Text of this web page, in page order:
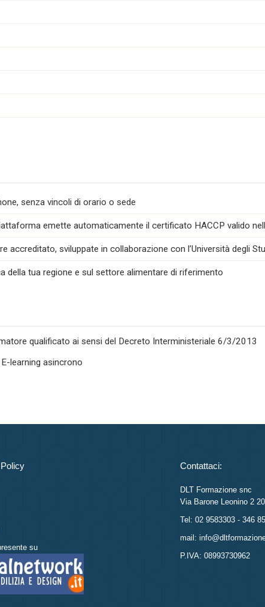
senza vincoli di orario o sede
emette automaticamente il certificato HACCP valido
sviluppate in collaborazione con l’Università degli
tua regione e sul settore alimentare di riferimento
qualificato ai sensi del Decreto Interministeriale 6/3/2013
E-learning asincrono
su
Contattaci:
DLT Formazione snc
Via Barone Leonino 2
Tel: 02 9583303 - 346
mail:
P.IVA: 08993730962